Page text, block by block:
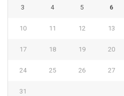
3 4 5 6
10 11 12 13
17 18 19 20
24 25 26 27
31